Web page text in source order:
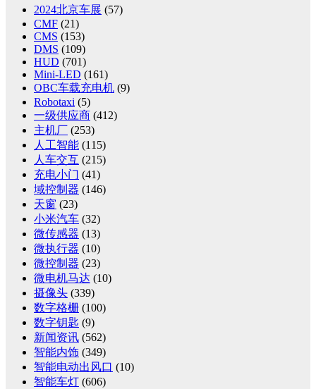
2024北京车展 (57)
CMF (21)
CMS (153)
DMS (109)
HUD (701)
Mini-LED (161)
OBC车载充电机 (9)
Robotaxi (5)
一级供应商 (412)
主机厂 (253)
人工智能 (115)
人车交互 (215)
充电小门 (41)
域控制器 (146)
天窗 (23)
小米汽车 (32)
微传感器 (13)
微执行器 (10)
微控制器 (23)
微电机马达 (10)
摄像头 (339)
数字格栅 (100)
数字钥匙 (9)
新闻资讯 (562)
智能内饰 (349)
智能电动出风口 (10)
智能车灯 (606)